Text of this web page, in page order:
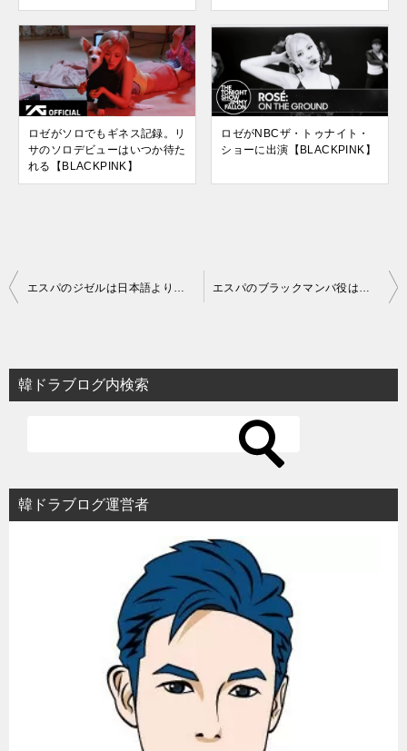
ロゼがソロでもギネス記録。リ
サのソロデビューはいつか待た
れる【BLACKPINK】
ロゼがNBCザ・トゥナイト・
ショーに出演【BLACKPINK】
投
ビ
ゲ
ョ
ン
エスパのジゼルは日本語より英語が上手？韓国語も話すトリリンガル エスパのブラックマンバ役は誰？韓国モデル界のレジェンド！
韓ドラブログ内検索
韓ドラブログ運営者